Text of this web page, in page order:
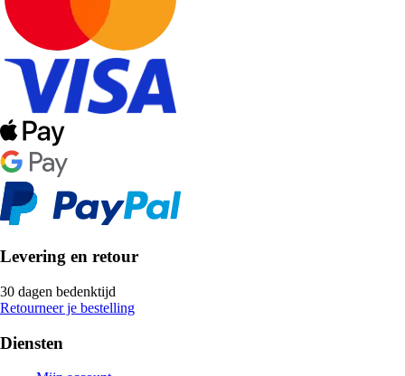
Levering en retour
30 dagen bedenktijd
Retourneer je bestelling
Diensten